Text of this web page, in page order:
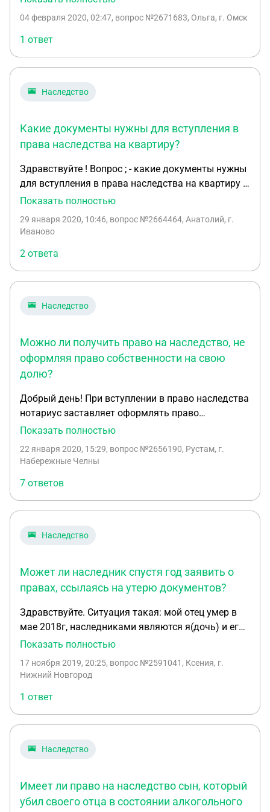
вступления в права наследства женщину
завещания и вообще отказывается говорить со
мной о наследстве. Может ли мой брат
единолично вступить в права наследования , не
поставив меня в известность о дате вступления в
консультацией, но мне сказали, что надо
никаких документов мне не дает . Как мне
поступить?
04 февраля 2020, 02:47, вопрос №2671683, Ольга, г. Омск
1 ответ
Наследство
Какие документы нужны для вступления в
права наследства на квартиру?
Здравствуйте ! Вопрос ; - какие документы нужны
для вступления в права наследства на квартиру ?
(1/2 квартиры моя, 1/2 умершего родственника,
стоимость оформления ?
Показать полностью
29 января 2020, 10:46, вопрос №2664464, Анатолий, г.
Иваново
2 ответа
Наследство
Можно ли получить право на наследство, не
оформляя право собственности на свою
долю?
Добрый день! При вступлении в право наследства
нотариус заставляет оформлять право
собственности на 1/2 долю совместно нажитого
а долю умершего супруга получать в наследство.
собственности своей доли на себя, получить
право на наследство на все имущества,
оформленного на умершего супруга? Других
наследников нет.
Показать полностью
22 января 2020, 15:29, вопрос №2656190, Рустам, г.
Набережные Челны
7 ответов
Наследство
Может ли наследник спустя год заявить о
правах, ссылаясь на утерю документов?
Здравствуйте. Ситуация такая: мой отец умер в
мае 2018г, наследниками являются я(дочь) и его
официальная жена Наталья. После смерти,
объявлялась. В права наследства я вступила,
обращалась сразу. О том, что существует ещё и
жена, я нотариусу сообщила, ничего не скрывала.
Нотариус сказала, что Наталью поставит в
известность, что я выступаю в права наследства.
И так, проходит год, мне приходит повестка в суд.
восстановили сроки вступления в права
наследства. Причиной того, что Наталья не
Показать полностью
17 ноября 2019, 20:25, вопрос №2591041, Ксения, г.
Нижний Новгород
1 ответ
Наследство
Имеет ли право на наследство сын, который
убил своего отца в состоянии алкогольного